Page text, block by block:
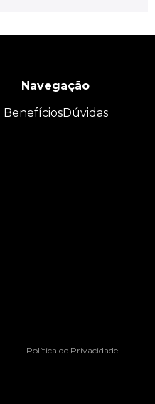
Navegação
BenefíciosDúvidas
Política de Privacidade